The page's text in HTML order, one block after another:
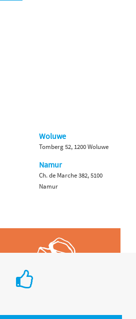
Woluwe
Tomberg 52, 1200 Woluwe
Namur
Ch. de Marche 382, 5100
Namur